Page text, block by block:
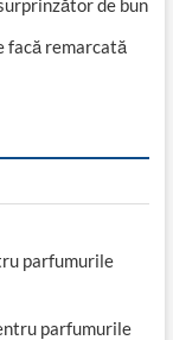
de bun
facă remarcată
parfumurile
parfumurile